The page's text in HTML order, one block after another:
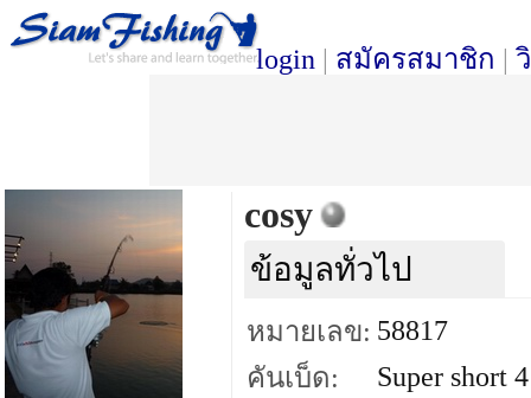
login | สมัครสมาชิก |
cosy
ข้อมูลทั่วไป
หมายเลข: 58817
คันเบ็ด:
Super short